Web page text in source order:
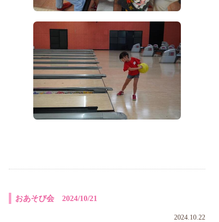
おあそび会 2024/10/21
2024.10.22